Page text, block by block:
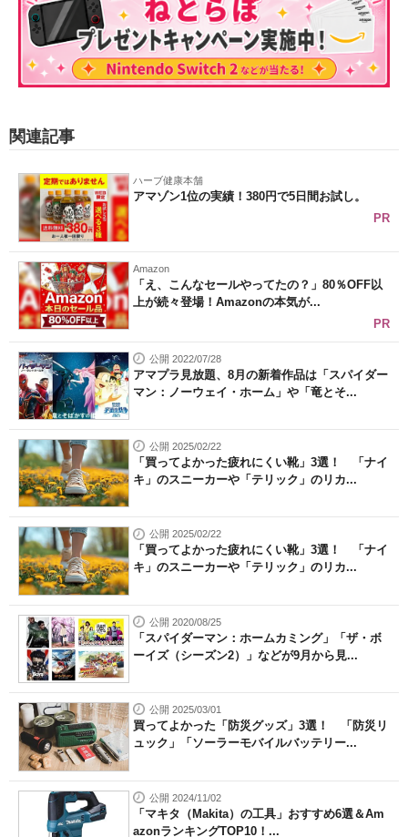
関連記事
ハーブ健康本舗
アマゾン1位の実績！380円で5日間お試し。
PR
Amazon
「え、こんなセールやってたの？」80％OFF以
上が続々登場！Amazonの本気が...
PR
公開 2022/07/28
アマプラ見放題、8月の新着作品は「スパイダー
マン：ノーウェイ・ホーム」や「竜とそ...
公開 2025/02/22
「買ってよかった疲れにくい靴」3選！ 「ナイ
キ」のスニーカーや「テリック」のリカ...
公開 2025/02/22
「買ってよかった疲れにくい靴」3選！ 「ナイ
キ」のスニーカーや「テリック」のリカ...
公開 2020/08/25
「スパイダーマン：ホームカミング」「ザ・ボ
ーイズ（シーズン2）」などが9月から見...
公開 2025/03/01
買ってよかった「防災グッズ」3選！ 「防災リ
ュック」「ソーラーモバイルバッテリー...
公開 2024/11/02
「マキタ（Makita）の工具」おすすめ6選＆Am
azonランキングTOP10！...